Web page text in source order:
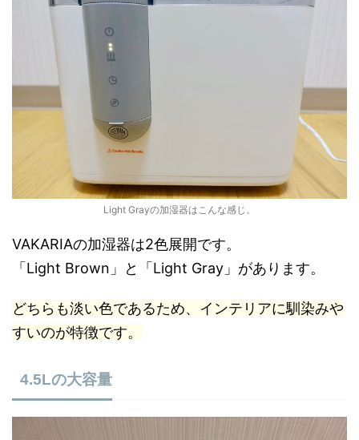
Light Grayの加湿器はこんな感じ。
VAKARIAの加湿器は2色展開です。
「Light Brown」と「Light Gray」があります。
どちらも淡い色であるため、インテリアに馴染みや
すいのが特徴です。
4.5Lの大容量